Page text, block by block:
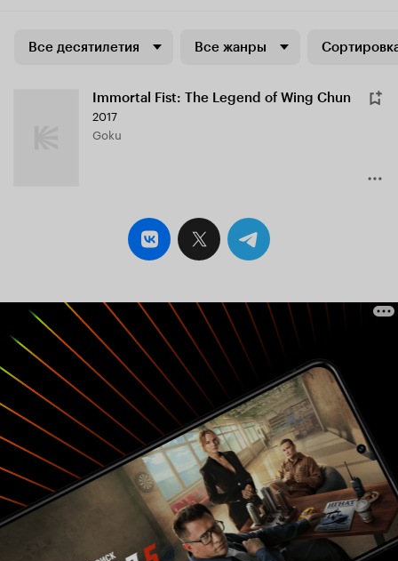
Все десятилетия Все жанры
Immortal Fist: The Legend of Wing Chun
2017
Goku